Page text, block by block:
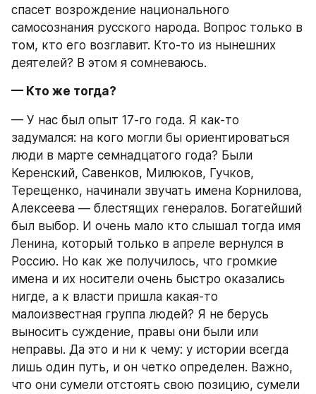
спасет возрождение национального
самосознания русского народа. Вопрос только в
том, кто его возглавит. Кто-то из нынешних
деятелей? В этом я сомневаюсь.
— Кто же тогда?
— У нас был опыт 17-го года. Я как-то
задумался: на кого могли бы ориентироваться
люди в марте семнадцатого года? Были
Керенский, Савенков, Милюков, Гучков,
Терещенко, начинали звучать имена Корнилова,
Алексеева — блестящих генералов. Богатейший
был выбор. И очень мало кто слышал тогда имя
Ленина, который только в апреле вернулся в
Россию. Но как же получилось, что громкие
имена и их носители очень быстро оказались
нигде, а к власти пришла какая-то
малоизвестная группа людей? Я не берусь
выносить суждение, правы они были или
неправы. Да это и ни к чему: у истории всегда
лишь один путь, и он четко определен. Важно,
что они сумели отстоять свою позицию, сумели